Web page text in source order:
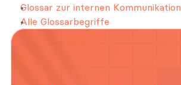
Glossar zur internen Kommunikation
Alle Glossarbegriffe